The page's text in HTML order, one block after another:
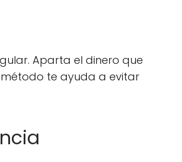
Aparta el dinero que
método te ayuda a evitar